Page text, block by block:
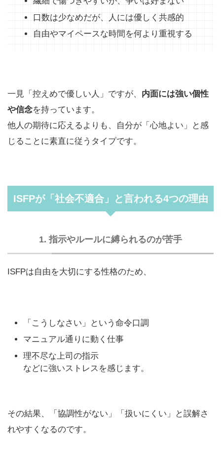
口数は少なめだが、人には優しく共感的
自由やマイペースな時間を何より重視する
一見「控えめで優しい人」ですが、 内面には強い個性
や信念を持っています。
他人の期待に応えるよりも、自分が「心地よい」と感
じることに素直に従うタイプです。
ISFPが「社会不適合」と言われる4つの理由
1. 指示やルールに縛られるのが苦手
ISFPは自由を大切にする性格のため、
「こうしなさい」という命令口調
マニュアル通りに動く仕事
理不尽な上司の指示
などに強いストレスを感じます。
その結果、「協調性がない」「扱いにくい」と誤解さ
れやすくなるのです。